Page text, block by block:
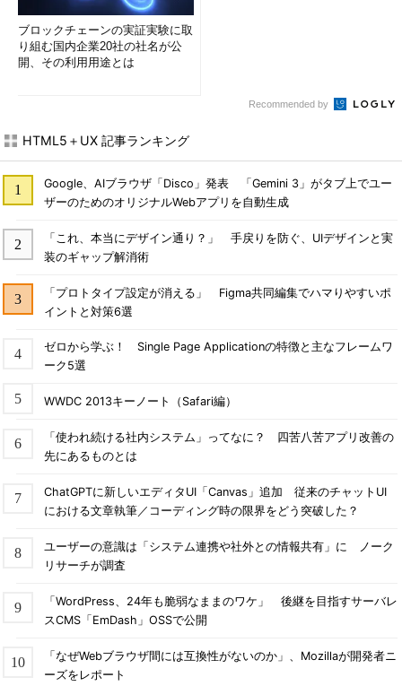
ブロックチェーンの実証実験に取
り組む国内企業20社の社名が公
開、その利用用途とは
Recommended by
HTML5＋UX 記事ランキング
Google、AIブラウザ「Disco」発表 「Gemini 3」がタブ上でユー
ザーのためのオリジナルWebアプリを自動生成
「これ、本当にデザイン通り？」 手戻りを防ぐ、UIデザインと実
装のギャップ解消術
「プロトタイプ設定が消える」 Figma共同編集でハマりやすいポ
イントと対策6選
ゼロから学ぶ！ Single Page Applicationの特徴と主なフレームワ
ーク5選
WWDC 2013キーノート（Safari編）
「使われ続ける社内システム」ってなに？ 四苦八苦アプリ改善の
先にあるものとは
ChatGPTに新しいエディタUI「Canvas」追加 従来のチャットUI
における文章執筆／コーディング時の限界をどう突破した？
ユーザーの意識は「システム連携や社外との情報共有」に ノーク
リサーチが調査
「WordPress、24年も脆弱なままのワケ」 後継を目指すサーバレ
スCMS「EmDash」OSSで公開
「なぜWebブラウザ間には互換性がないのか」、Mozillaが開発者ニ
ーズをレポート